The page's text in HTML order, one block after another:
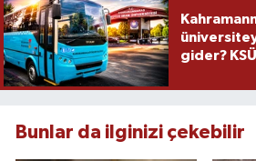
gider?
Bunlar da ilginizi çekebilir